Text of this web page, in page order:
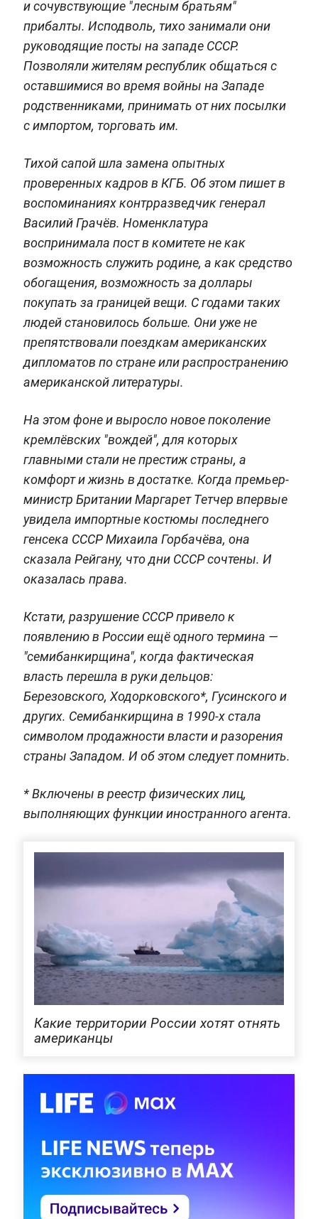
и сочувствующие "лесным братьям"
прибалты. Исподволь, тихо занимали они
руководящие посты на западе СССР.
Позволяли жителям республик общаться с
оставшимися во время войны на Западе
родственниками, принимать от них посылки
с импортом, торговать им.
Тихой сапой шла замена опытных
проверенных кадров в КГБ. Об этом пишет в
воспоминаниях контрразведчик генерал
Василий Грачёв. Номенклатура
воспринимала пост в комитете не как
возможность служить родине, а как средство
обогащения, возможность за доллары
покупать за границей вещи. С годами таких
людей становилось больше. Они уже не
препятствовали поездкам американских
дипломатов по стране или распространению
американской литературы.
На этом фоне и выросло новое поколение
кремлёвских "вождей", для которых
главными стали не престиж страны, а
комфорт и жизнь в достатке. Когда премьер-
министр Британии Маргарет Тетчер впервые
увидела импортные костюмы последнего
генсека СССР Михаила Горбачёва, она
сказала Рейгану, что дни СССР сочтены. И
оказалась права.
Кстати, разрушение СССР привело к
появлению в России ещё одного термина —
"семибанкирщина", когда фактическая
власть перешла в руки дельцов:
Березовского, Ходорковского*, Гусинского и
других. Семибанкирщина в 1990-х стала
символом продажности власти и разорения
страны Западом. И об этом следует помнить.
* Включены в реестр физических лиц,
выполняющих функции иностранного агента.
Какие территории России хотят отнять
американцы